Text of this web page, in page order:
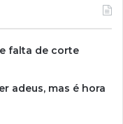
falta de corte
adeus, mas é hora